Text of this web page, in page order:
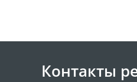
Контакты